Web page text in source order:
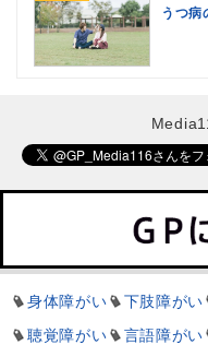
うつ病
身体障がい 下肢障がい
聴覚障がい
言語障がい